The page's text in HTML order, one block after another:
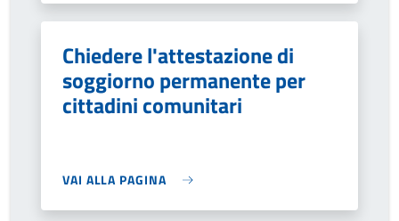
Chiedere l'attestazione di
soggiorno permanente per
cittadini comunitari
VAI ALLA PAGINA